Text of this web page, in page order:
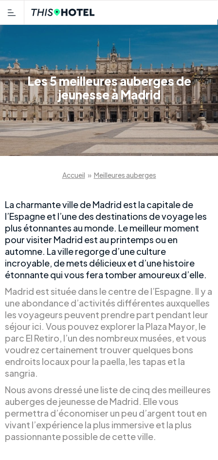
Les 5 meilleures auberges de
jeunesse à Madrid
Accueil » Meilleures auberges
La charmante ville de Madrid est la capitale de
l’Espagne et l’une des destinations de voyage les
plus étonnantes au monde. Le meilleur moment
pour visiter Madrid est au printemps ou en
automne. La ville regorge d’une culture
incroyable, de mets délicieux et d’une histoire
étonnante qui vous fera tomber amoureux d’elle.
Madrid est située dans le centre de l’Espagne. Il y a
une abondance d’activités différentes auxquelles
les voyageurs peuvent prendre part pendant leur
séjour ici. Vous pouvez explorer la Plaza Mayor, le
parc El Retiro, l’un des nombreux musées, et vous
voudrez certainement trouver quelques bons
endroits locaux pour la paella, les tapas et la
sangria.
Nous avons dressé une liste de cinq des meilleures
auberges de jeunesse de Madrid. Elle vous
permettra d’économiser un peu d’argent tout en
vivant l’expérience la plus immersive et la plus
passionnante possible de cette ville.